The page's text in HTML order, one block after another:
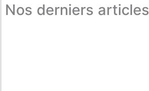
Nos derniers articles